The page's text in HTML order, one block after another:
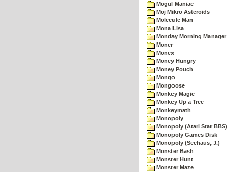
Mogul Maniac
Moj Mikro Asteroids
Molecule Man
Mona Lisa
Monday Morning Manager
Moner
Monex
Money Hungry
Money Pouch
Mongo
Mongoose
Monkey Magic
Monkey Up a Tree
Monkeymath
Monopoly
Monopoly (Atari Star BBS)
Monopoly Games Disk
Monopoly (Seehaus, J.)
Monster Bash
Monster Hunt
Monster Maze